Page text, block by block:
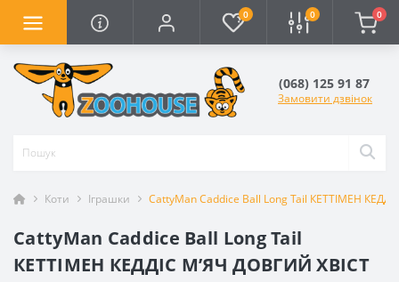
0 0 0
(068) 125 91 87
Замовити дзвінок
Коти Іграшки CattyMan Caddice Ball Long Tail КЕТТІМЕН
CattyMan Caddice Ball Long Tail
КЕТТІМЕН КЕДДІС М’ЯЧ ДОВГИЙ ХВІСТ